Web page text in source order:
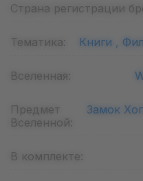
Страна регистрации
Тематика: Книги ,
Вселенная:
Предмет
Вселенной:
Замок
В комплекте: